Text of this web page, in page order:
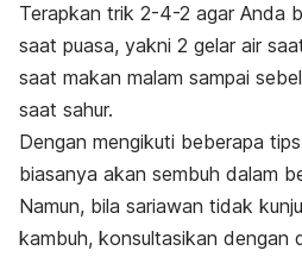
Terapkan trik 2-4-2 agar Anda
saat puasa, yakni 2 gelar air
saat makan malam sampai
saat sahur.
Dengan mengikuti beberapa
biasanya akan sembuh dalam
Namun, bila sariawan tidak
kambuh, konsultasikan dengan